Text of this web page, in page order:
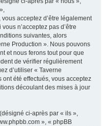
acceptez d’être légalement
n’acceptez pas d’être
suivantes, alors
Production ». Nous pouvons
et nous ferons tout pour que
de vérifier régulièrement
d’utiliser « Taverne
été effectués, vous acceptez
découlant des mises à jour
ci-après par « ils »,
», « phpBB